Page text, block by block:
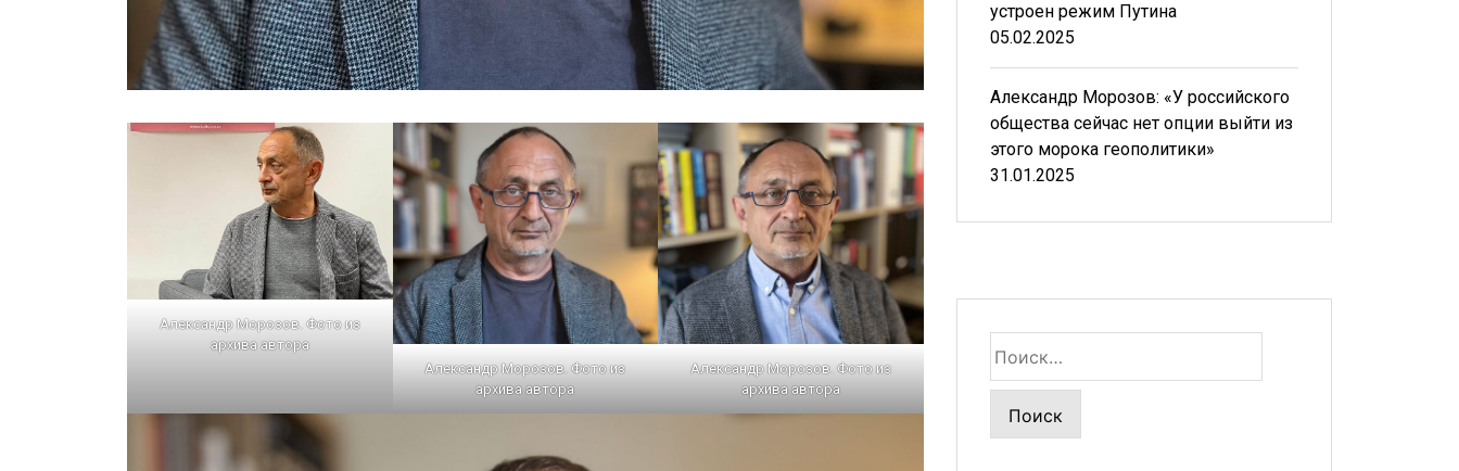
Александр Морозов. Фото из
архива автора
Александр Морозов. Фото из
архива автора
Александр Морозов. Фото из
архива автора
устроен режим Путина
05.02.2025
Александр Морозов: «У российского
общества сейчас нет опции выйти из
этого морока геополитики»
31.01.2025